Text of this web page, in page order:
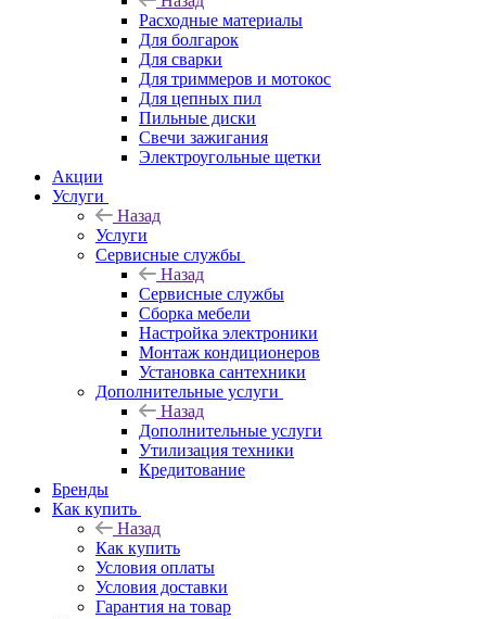
Расходные материалы
Для болгарок
Для сварки
Для триммеров и мотокос
Для цепных пил
Пильные диски
Свечи зажигания
Электроугольные щетки
Акции
Услуги
Назад
Услуги
Сервисные службы
Назад
Сервисные службы
Сборка мебели
Настройка электроники
Монтаж кондиционеров
Установка сантехники
Дополнительные услуги
Назад
Дополнительные услуги
Утилизация техники
Кредитование
Бренды
Как купить
Назад
Как купить
Условия оплаты
Условия доставки
Гарантия на товар